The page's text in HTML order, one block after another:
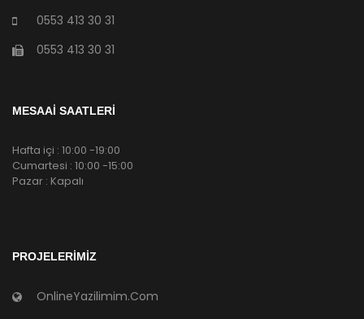
0553 413 30 31
0553 413 30 31
MESAAİ SAATLERİ
Hafta içi : 10:00 -19:00
Cumartesi : 10:00 -15:00
Pazar : Kapalı
PROJELERIMIZ
OnlineYazilimim.Com